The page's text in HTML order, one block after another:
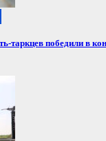
таркцев победили в